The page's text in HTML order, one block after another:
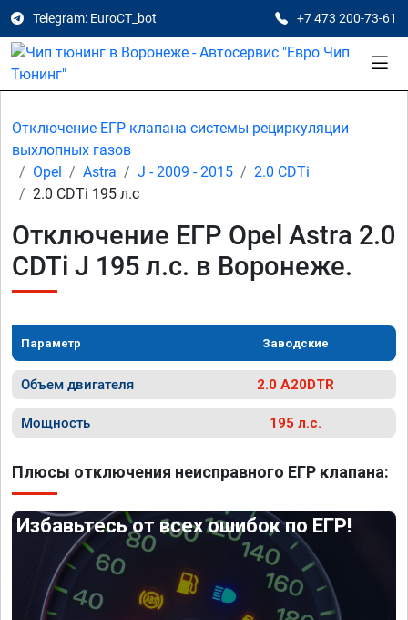
Telegram: EuroCT_bot +7 473 200-73-61
Отключение ЕГР клапана системы рециркуляции
выхлопных газов
Opel
Astra J - 2009 - 2015
2.0 CDTi
2.0 CDTi 195 л.с
Отключение ЕГР Opel Astra 2.0
CDTi J 195 л.с. в Воронеже.
Параметр Заводские
Объем двигателя 2.0 A20DTR
Мощность 195 л.с.
Плюсы отключения неисправного ЕГР клапана:
Избавьтесь от всех ошибок по ЕГР!